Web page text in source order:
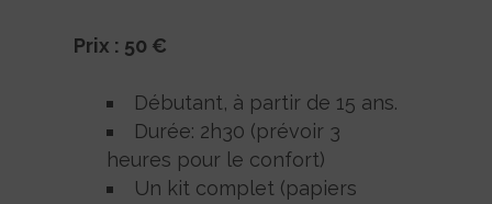
Prix : 50 €
Débutant, à partir de 15 ans.
Durée: 2h30 (prévoir 3
heures pour le confort)
Un kit complet (papiers